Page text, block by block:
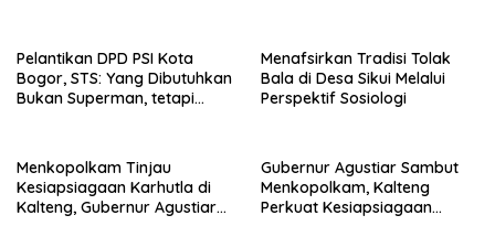
Pelantikan DPD PSI Kota
Bogor, STS: Yang Dibutuhkan
Bukan Superman, tetapi
Menafsirkan Tradisi Tolak
Bala di Desa Sikui Melalui
Perspektif Sosiologi
Menkopolkam Tinjau
Kesiapsiagaan Karhutla di
Kalteng, Gubernur Agustiar
Gubernur Agustiar Sambut
Menkopolkam, Kalteng
Perkuat Kesiapsiagaan